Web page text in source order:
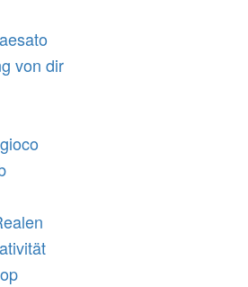
von dir